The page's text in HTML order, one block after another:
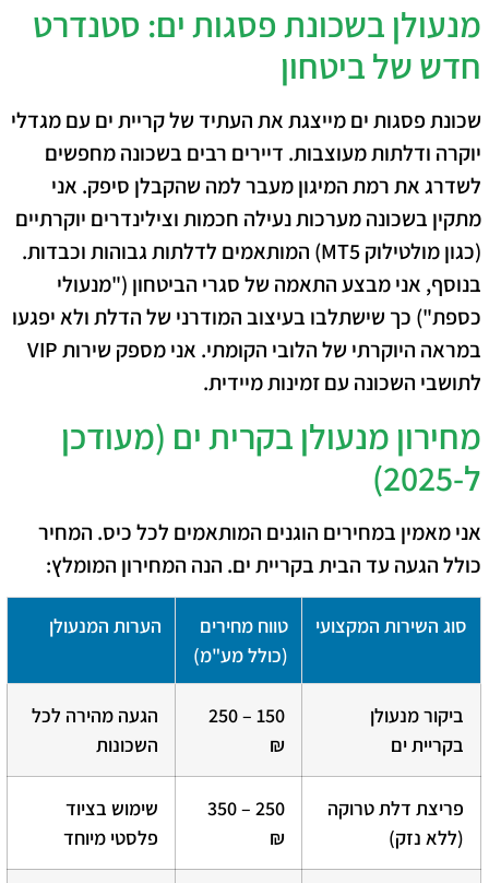
מנעולן בשכונת פסגות ים: סטנדרט
חדש של ביטחון
שכונת פסגות ים מייצגת את העתיד של קריית ים עם מגדלי
יוקרה ודלתות מעוצבות. דיירים רבים בשכונה מחפשים
לשדרג את רמת המיגון מעבר למה שהקבלן סיפק. אני
מתקין בשכונה מערכות נעילה חכמות וצילינדרים יוקרתיים
(כגון מולטילוק MT5) המותאמים לדלתות גבוהות וכבדות.
בנוסף, אני מבצע התאמה של סגרי הביטחון ("מנעולי
כספת") כך שישתלבו בעיצוב המודרני של הדלת ולא יפגעו
במראה היוקרתי של הלובי הקומתי. אני מספק שירות VIP
לתושבי השכונה עם זמינות מיידית.
מחירון מנעולן בקרית ים (מעודכן
ל-2025)
אני מאמין במחירים הוגנים המותאמים לכל כיס. המחיר
כולל הגעה עד הבית בקריית ים. הנה המחירון המומלץ:
סוג השירות המקצועי
טווח מחירים
(כולל מע"מ)
הערות המנעולן
ביקור מנעולן
בקריית ים
150 – 250
₪
הגעה מהירה לכל
השכונות
פריצת דלת טרוקה
(ללא נזק)
250 – 350
₪
שימוש בציוד
פלסטי מיוחד